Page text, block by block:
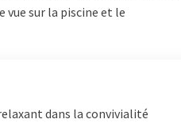
sur la piscine et le
dans la convivialité